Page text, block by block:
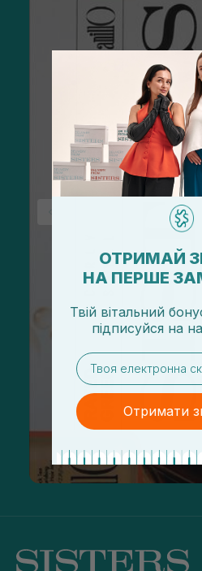
ОТРИМАЙ
НА ПЕРШЕ
Твій вітальний
підписуйся на
email
Отримати